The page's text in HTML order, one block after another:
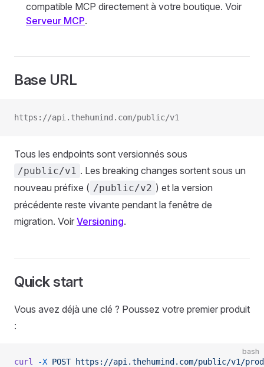
compatible MCP directement à votre boutique. Voir
Serveur MCP.
Base URL
https://api.thehumind.com/public/v1
Tous les endpoints sont versionnés sous
/public/v1 . Les breaking changes sortent sous un
nouveau préfixe ( /public/v2 ) et la version
précédente reste vivante pendant la fenêtre de
migration. Voir Versioning.
Quick start
Vous avez déjà une clé ? Poussez votre premier produit
:
bash
curl -X POST https://api.thehumind.com/public/v1/